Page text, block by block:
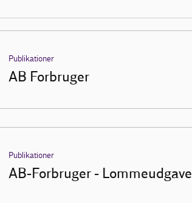
Publikationer
AB Forbruger
Publikationer
AB-Forbruger - Lommeudgave